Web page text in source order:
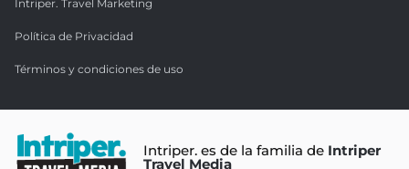
Intriper. Travel Marketing
Política de Privacidad
Términos y condiciones de uso
Intriper. es de la familia de Intriper
Travel Media